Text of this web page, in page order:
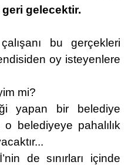
geri gelecektir.
bu gerçekleri
oy isteyenlere
mi?
yapan bir belediye
o belediyeye pahalılık
de sınırları içinde